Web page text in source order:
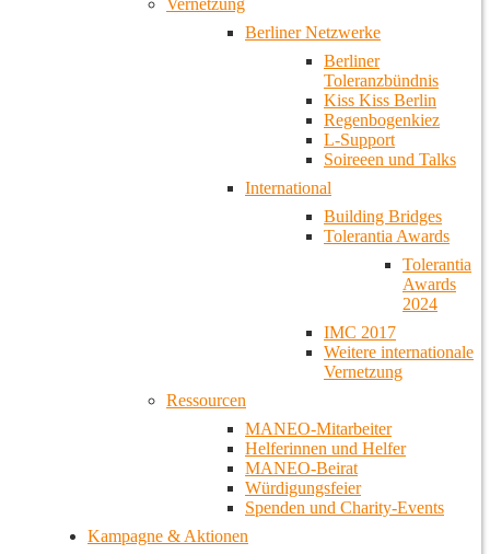
Vernetzung
Berliner Netzwerke
Berliner
Toleranzbündnis
Kiss Kiss Berlin
Regenbogenkiez
L-Support
Soireeen und Talks
International
Building Bridges
Tolerantia Awards
Tolerantia
Awards
2024
IMC 2017
Weitere internationale
Vernetzung
Ressourcen
MANEO-Mitarbeiter
Helferinnen und Helfer
MANEO-Beirat
Würdigungsfeier
Spenden und Charity-Events
Kampagne & Aktionen